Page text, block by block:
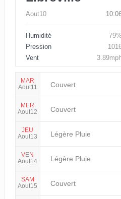
Aout10
Humidité
79%
Pression
Vent
MAR
Aout11
Couvert
MER
Aout12
Couvert
JEU
Aout13
Légère Pluie
VEN
Aout14
Légère Pluie
SAM
Aout15
Couvert